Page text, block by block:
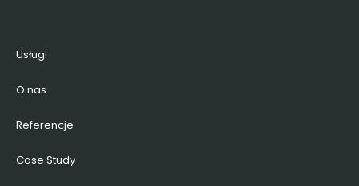
Usługi
O nas
Referencje
Case Study